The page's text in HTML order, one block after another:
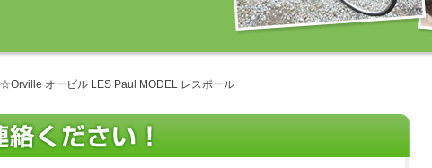
☆Orville オービル LES Paul MODEL レスポール